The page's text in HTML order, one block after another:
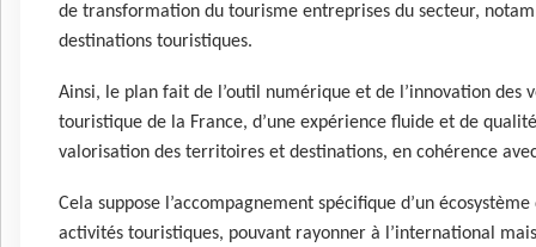
de transformation du tourisme entreprises du secteur,
destinations touristiques.
Ainsi, le plan fait de l’outil numérique et de l’innovation des
touristique de la France, d’une expérience fluide et de
valorisation des territoires et destinations, en cohérence
Cela suppose l’accompagnement spécifique d’un
activités touristiques, pouvant rayonner à l’international